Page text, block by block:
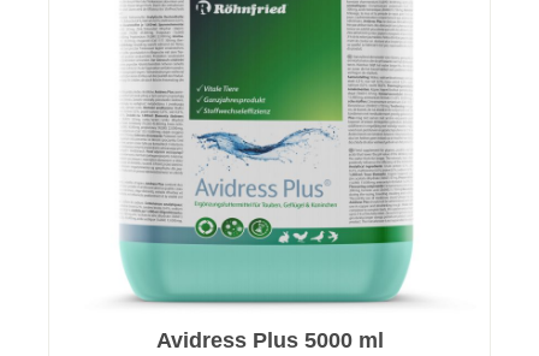
Avidress Plus 5000 ml